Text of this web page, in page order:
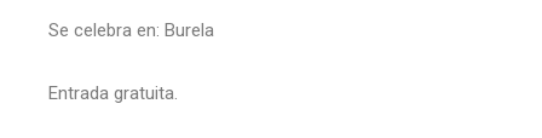
Se celebra en: Burela
Entrada gratuita.